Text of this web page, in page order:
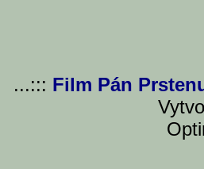
...::: Film Pán